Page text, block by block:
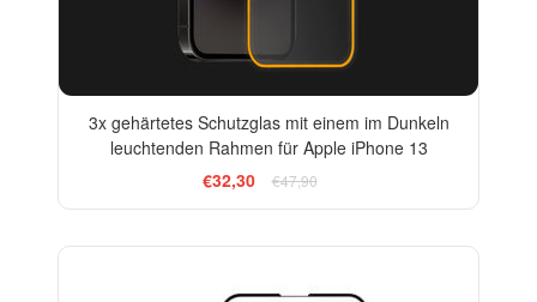
3x gehärtetes Schutzglas mit einem im Dunkeln
leuchtenden Rahmen für Apple iPhone 13
€32,30
€47,90